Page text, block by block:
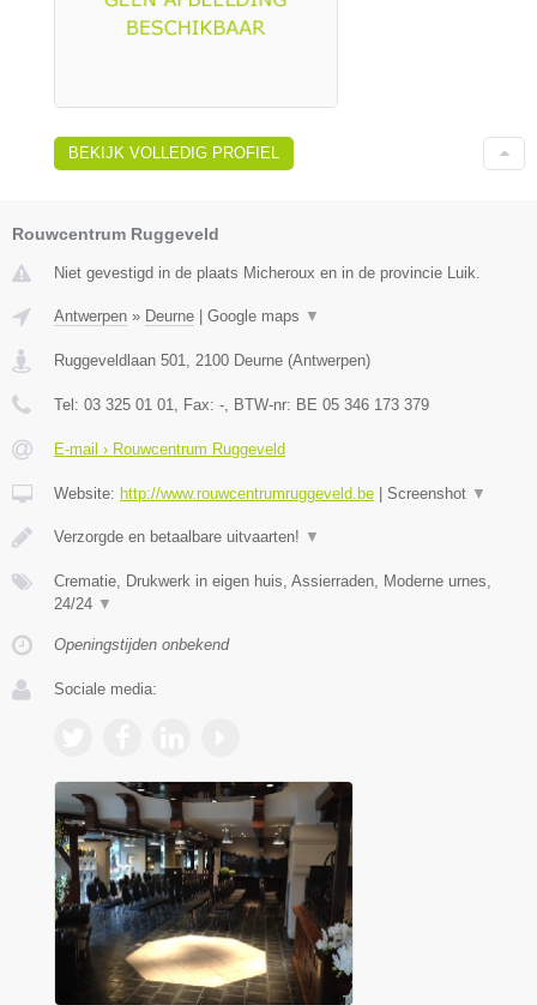
BEKIJK VOLLEDIG PROFIEL
Rouwcentrum Ruggeveld
Niet gevestigd in de plaats Micheroux en in de provincie Luik.
Antwerpen » Deurne Google maps ▼
Ruggeveldlaan 501, 2100 Deurne (Antwerpen)
Tel: 03 325 01 01, Fax: -, BTW-nr: BE 05 346 173 379
E-mail › Rouwcentrum Ruggeveld
Website: http://www.rouwcentrumruggeveld.be Screenshot ▼
Verzorgde en betaalbare uitvaarten! ▼
Crematie, Drukwerk in eigen huis, Assierraden, Moderne urnes,
24/24 ▼
Openingstijden onbekend
Sociale media: